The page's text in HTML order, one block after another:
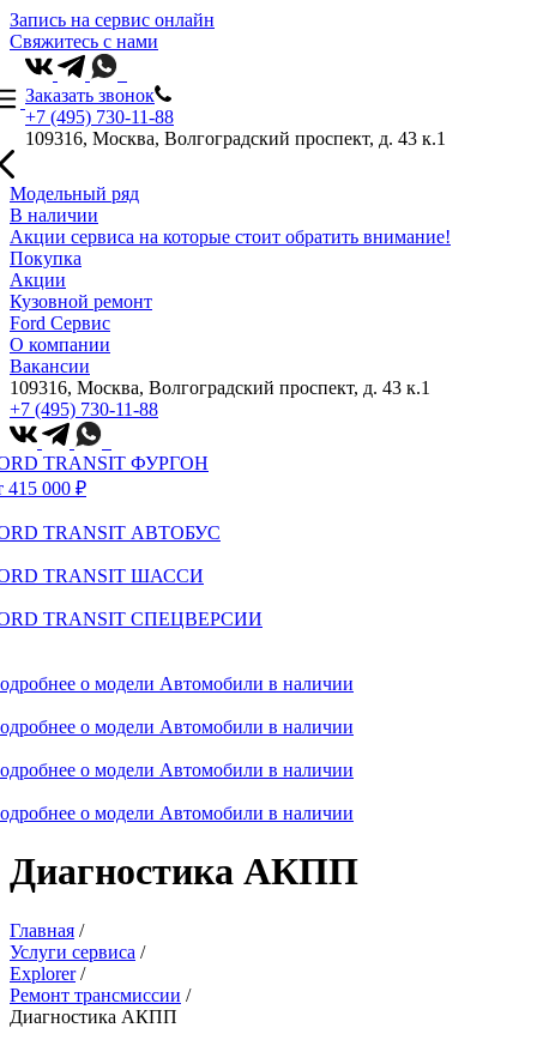
Запись на сервис онлайн
Свяжитесь с нами
Заказать звонок
+7 (495) 730-11-88
109316, Москва, Волгоградский проспект, д. 43 к.1
Модельный ряд
В наличии
Акции сервиса на которые стоит обратить внимание!
Покупка
Акции
Кузовной ремонт
Ford Сервис
О компании
Вакансии
109316, Москва, Волгоградский проспект, д. 43 к.1
+7 (495) 730-11-88
TRANSIT ФУРГОН
415 000 ₽
TRANSIT АВТОБУС
TRANSIT ШАССИ
TRANSIT СПЕЦВЕРСИИ
о модели Автомобили в наличии
о модели Автомобили в наличии
о модели Автомобили в наличии
о модели Автомобили в наличии
Диагностика АКПП
Главная /
Услуги сервиса /
Explorer/
Ремонт трансмиссии /
Диагностика АКПП